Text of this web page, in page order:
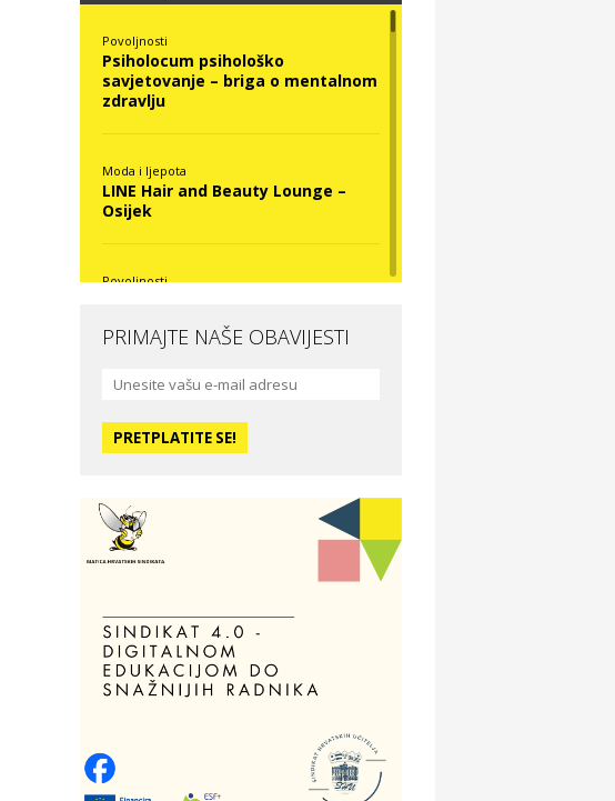
Povoljnosti
Psiholocum psihološko
savjetovanje – briga o mentalnom
zdravlju
Moda i ljepota
LINE Hair and Beauty Lounge –
Osijek
Povoljnosti
La Medusa SPA & beauty studio –
Hotel Vila Ružica Crikvenica
Odmor
Villa Baranja – popust na smještaj
Povoljnosti
Optika Adrialeće – online i fizičke
optike
PRIMAJTE NAŠE OBAVIJESTI